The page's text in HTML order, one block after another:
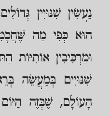
נַעֲשִׂין שִׁנּוּיִין
הוּא כְּפִי מַה
וּמַרְכִּיבִין אוֹתִיּוֹת
שִׁנּוּיִים בְּמַעֲשֵׂה
הָעוֹלָם, שֶׁבְּזֶה